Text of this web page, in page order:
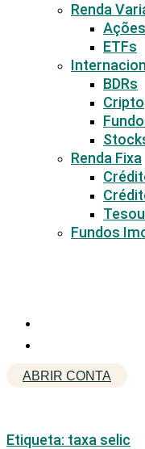
Renda
Ações
ETFs
BDRs
Cripto
Renda Fixa
Fundos
ABRIR CONTA
Etiqueta: taxa selic